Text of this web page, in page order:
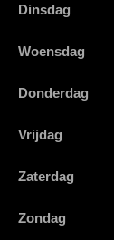
Dinsdag
Woensdag
Donderdag
Vrijdag
Zaterdag
Zondag